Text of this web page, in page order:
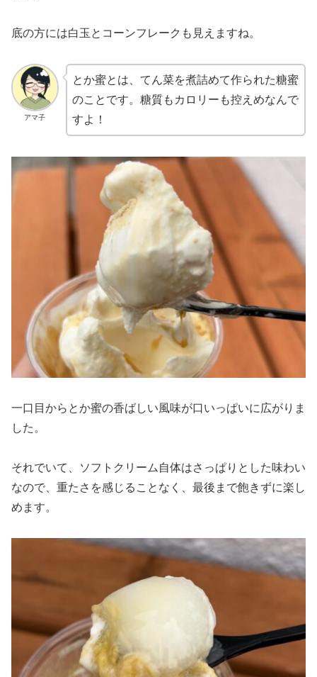
底の方には白玉とコーンフレークも見えますね。
アマ子
とか蜜とは、てん菜を煮詰めて作られた糖蜜
のことです。糖質もカロリーも控えめなんで
すよ！
一口目からとか蜜の香ばしい風味が口いっぱいに広がりま
した。
それでいて、ソフトクリーム自体はさっぱりとした味わい
なので、重たさを感じることなく、最後まで飽きずに楽し
めます。